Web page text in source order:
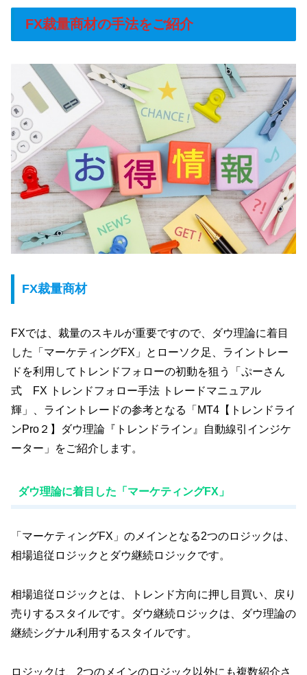
FX裁量商材の手法をご紹介
FX裁量商材
FXでは、裁量のスキルが重要ですので、ダウ理論に着目
した「マーケティングFX」とローソク足、ライントレー
ドを利用してトレンドフォローの初動を狙う「ぷーさん
式 FX トレンドフォロー手法 トレードマニュアル
輝」、ライントレードの参考となる「MT4【トレンドライ
ンPro２】ダウ理論『トレンドライン』自動線引インジケ
ーター」をご紹介します。
ダウ理論に着目した「マーケティングFX」
「マーケティングFX」のメインとなる2つのロジックは、
相場追従ロジックとダウ継続ロジックです。
相場追従ロジックとは、トレンド方向に押し目買い、戻り
売りするスタイルです。ダウ継続ロジックは、ダウ理論の
継続シグナル利用するスタイルです。
ロジックは、2つのメインのロジック以外にも複数紹介さ